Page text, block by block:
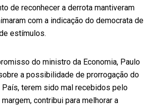
de reconhecer a derrota mantiveram
com a indicação do democrata de
estímulos.
do ministro da Economia, Paulo
a possibilidade de prorrogação do
terem sido mal recebidos pelo
contribui para melhorar a